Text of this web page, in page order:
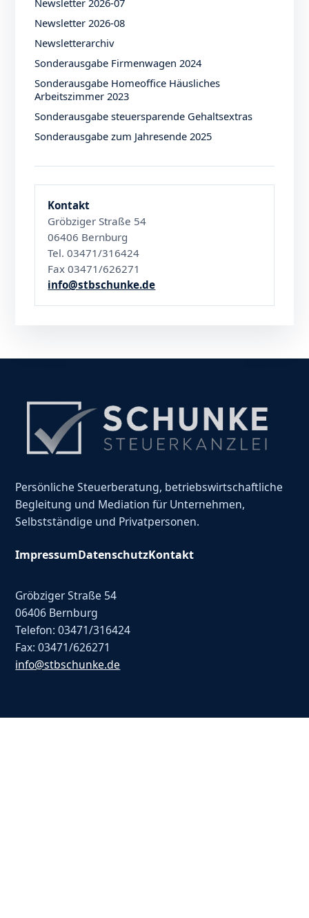
Newsletter 2026-07
Newsletter 2026-08
Newsletterarchiv
Sonderausgabe Firmenwagen 2024
Sonderausgabe Homeoffice Häusliches
Arbeitszimmer 2023
Sonderausgabe steuersparende Gehaltsextras
Sonderausgabe zum Jahresende 2025
Kontakt
Gröbziger Straße 54
06406 Bernburg
Tel. 03471/316424
Fax 03471/626271
info@stbschunke.de
Persönliche Steuerberatung, betriebswirtschaftliche
Begleitung und Mediation für Unternehmen,
Selbstständige und Privatpersonen.
ImpressumDatenschutzKontakt
Gröbziger Straße 54
06406 Bernburg
Telefon: 03471/316424
Fax: 03471/626271
info@stbschunke.de